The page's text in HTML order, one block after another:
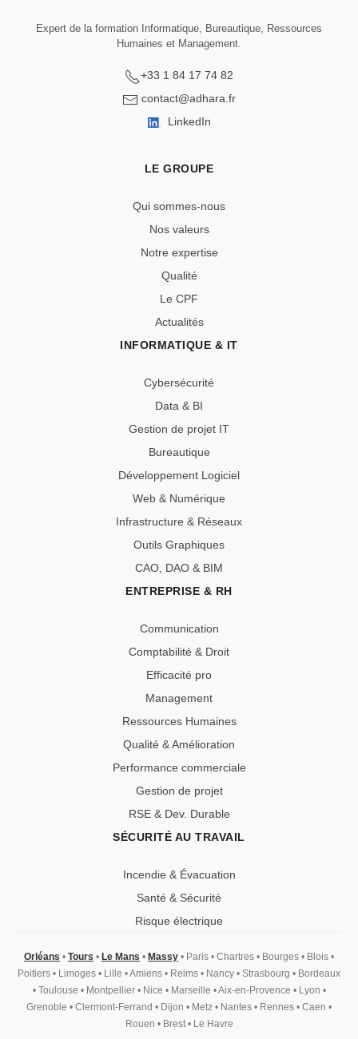
Expert de la formation Informatique, Bureautique, Ressources
Humaines et Management.
+33 1 84 17 74 82
contact@adhara.fr
LinkedIn
LE GROUPE
Qui sommes-nous
Nos valeurs
Notre expertise
Qualité
Le CPF
Actualités
INFORMATIQUE & IT
Cybersécurité
Data & BI
Gestion de projet IT
Bureautique
Développement Logiciel
Web & Numérique
Infrastructure & Réseaux
Outils Graphiques
CAO, DAO & BIM
ENTREPRISE & RH
Communication
Comptabilité & Droit
Efficacité pro
Management
Ressources Humaines
Qualité & Amélioration
Performance commerciale
Gestion de projet
RSE & Dev. Durable
SÉCURITÉ AU TRAVAIL
Incendie & Évacuation
Santé & Sécurité
Risque électrique
Orléans • Tours • Le Mans • Massy • Paris • Chartres • Bourges • Blois •
Poitiers • Limoges • Lille •Amiens • Reims • Nancy • Strasbourg • Bordeaux
•Toulouse •Montpellier •Nice •Marseille •Aix-en-Provence •Lyon •
Grenoble • Clermont-Ferrand • Dijon • Metz • Nantes • Rennes • Caen •
Rouen •Brest•Le Havre